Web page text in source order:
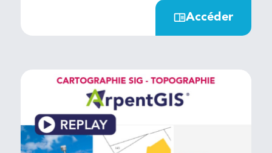
plus compact offrant un excellent
rapport qualité/prix.
Accéder